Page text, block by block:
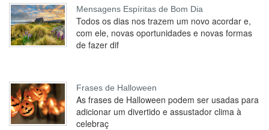
Mensagens Espíritas de Bom Dia
Todos os dias nos trazem um novo acordar e,
com ele, novas oportunidades e novas formas
de fazer dif
Frases de Halloween
As frases de Halloween podem ser usadas para
adicionar um divertido e assustador clima à
celebraç